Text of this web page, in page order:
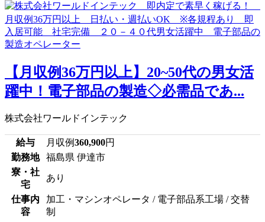
【月収例36万円以上】20~50代の男女活
躍中！電子部品の製造◇必需品であ...
株式会社ワールドインテック
給与 月収例360,900円
勤務地
福島県 伊達市
寮・社
宅
あり
仕事内
容
加工・マシンオペレータ / 電子部品系工場 / 交替
制